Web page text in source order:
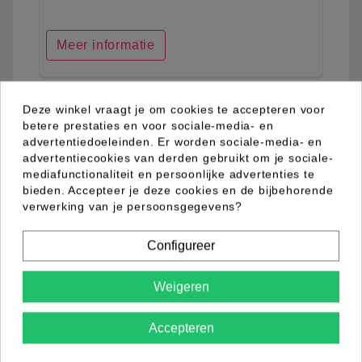
Meer informatie
favorite_border
Deze winkel vraagt je om cookies te accepteren voor
betere prestaties en voor sociale-media- en
advertentiedoeleinden. Er worden sociale-media- en
advertentiecookies van derden gebruikt om je sociale-
mediafunctionaliteit en persoonlijke advertenties te
bieden. Accepteer je deze cookies en de bijbehorende
verwerking van je persoonsgegevens?
Configureer
Weigeren
Accepteren